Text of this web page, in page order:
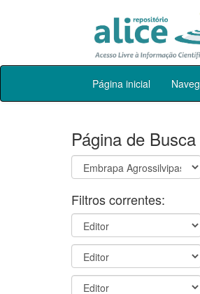
Skip
Página inicial
Página de Busca
Filtros correntes: